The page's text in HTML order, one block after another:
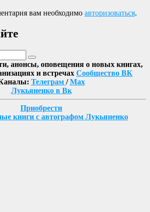
вам необходимо авторизоваться.
Найти
анонсы, оповещения о новых книгах,
и встречах Сообщество ВК
Телеграм /Max
Лукьяненко в Вк
Приобрести
книги с автографом Лукьяненко